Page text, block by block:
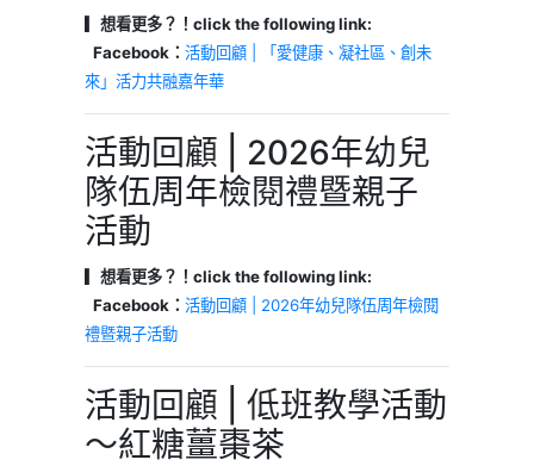
▎想看更多？！click the following link:
Facebook： 活動回顧 | 「愛健康、凝社區、創未
來」活力共融嘉年華
活動回顧 | 2026年幼兒
隊伍周年檢閱禮暨親子
活動
▎想看更多？！click the following link:
Facebook： 活動回顧 | 2026年幼兒隊伍周年檢閱
禮暨親子活動
活動回顧 | 低班教學活動
～紅糖薑棗茶